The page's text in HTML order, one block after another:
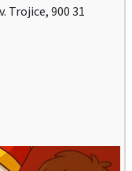
Trojice, 900 31